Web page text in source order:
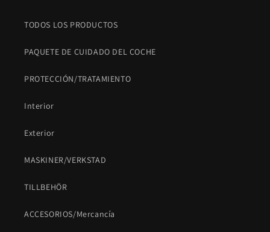
TODOS LOS PRODUCTOS
PAQUETE DE CUIDADO DEL COCHE
PROTECCIÓN/TRATAMIENTO
Interior
Exterior
MASKINER/VERKSTAD
TILLBEHÖR
ACCESORIOS/Mercancía